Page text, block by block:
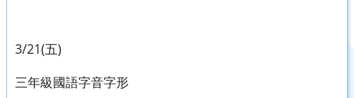
3/21(五)
三年級國語字音字形